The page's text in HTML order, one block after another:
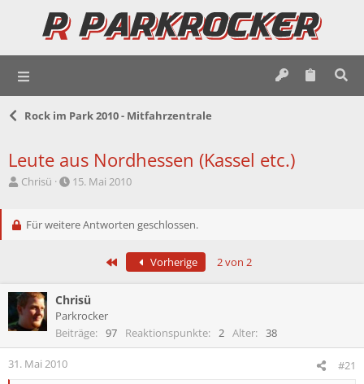
Rock im Park 2010 - Mitfahrzentrale
Leute aus Nordhessen (Kassel etc.)
E
t
r
Chrisü
E
t
a
m
15. Mai 2010
Für weitere Antworten geschlossen.
Erste Vorherige 2 von 2
Chrisü
Parkrocker
Beiträge
97 Reaktionspunkte 2 Alter 38
31. Mai 2010 #21